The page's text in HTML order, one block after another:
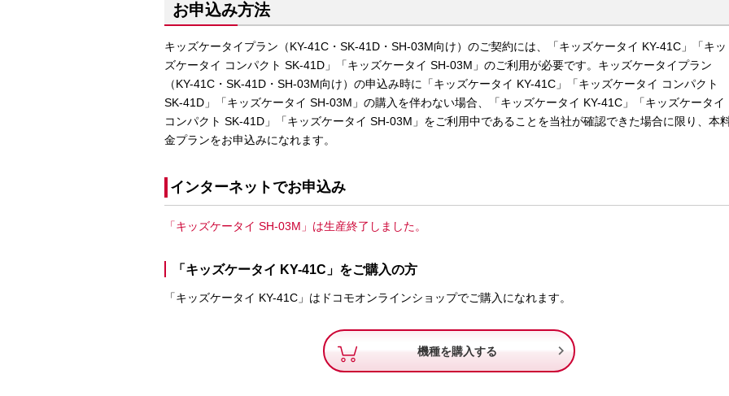
お申込み方法
キッズケータイプラン（KY-41C・SK-41D・SH-03M向け）のご契約には、「キッズケータイ KY-41C」「キッ
ズケータイ コンパクト SK-41D」「キッズケータイ SH-03M」のご利用が必要です。キッズケータイプラン
（KY-41C・SK-41D・SH-03M向け）の申込み時に「キッズケータイ KY-41C」「キッズケータイ コンパクト
SK-41D」「キッズケータイ SH-03M」の購入を伴わない場合、「キッズケータイ KY-41C」「キッズケータイ
コンパクト SK-41D」「キッズケータイ SH-03M」をご利用中であることを当社が確認できた場合に限り、本
金プランをお申込みになれます。
インターネットでお申込み
「キッズケータイ SH-03M」は生産終了しました。
「キッズケータイ KY-41C」をご購入の方
「キッズケータイ KY-41C」はドコモオンラインショップでご購入になれます。
機種を購入する 